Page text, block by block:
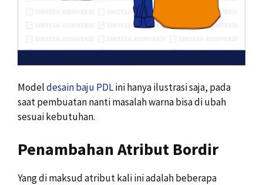
Modeldesain baju PDLini hanya ilustrasi saja, pada
saat pembuatan nanti masalah warna bisa di ubah
sesuai kebutuhan.
Penambahan Atribut Bordir
Yang di maksud atribut kali ini adalah beberapa